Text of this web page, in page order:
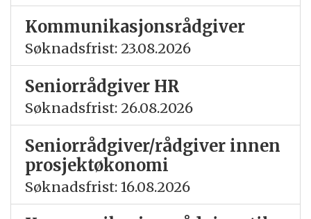
Kommunikasjonsrådgiver
Søknadsfrist: 23.08.2026
Seniorrådgiver HR
Søknadsfrist: 26.08.2026
Seniorrådgiver/rådgiver innen
prosjektøkonomi
Søknadsfrist: 16.08.2026